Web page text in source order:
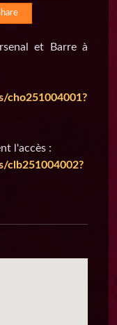
et Barre à
cho251004001?
l'accès :
clb251004002?